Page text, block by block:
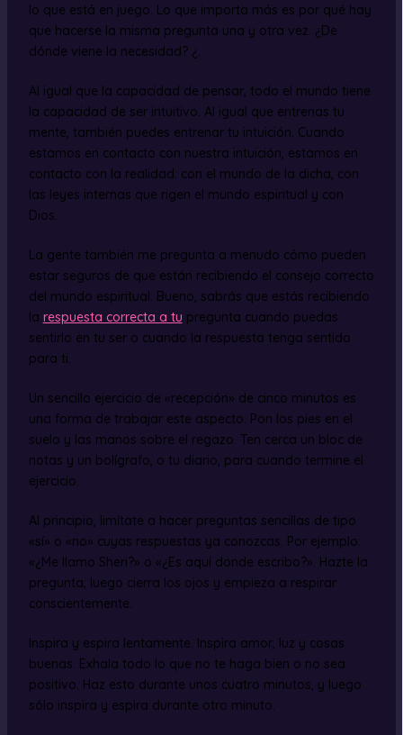
lo que está en juego. Lo que importa más es por qué hay
que hacerse la misma pregunta una y otra vez. ¿De
dónde viene la necesidad? ¿.
Al igual que la capacidad de pensar, todo el mundo tiene
la capacidad de ser intuitivo. Al igual que entrenas tu
mente, también puedes entrenar tu intuición. Cuando
estamos en contacto con nuestra intuición, estamos en
contacto con la realidad: con el mundo de la dicha, con
las leyes internas que rigen el mundo espiritual y con
Dios.
La gente también me pregunta a menudo cómo pueden
estar seguros de que están recibiendo el consejo correcto
del mundo espiritual. Bueno, sabrás que estás recibiendo
la respuesta correcta a tu pregunta cuando puedas
sentirlo en tu ser o cuando la respuesta tenga sentido
para ti.
Un sencillo ejercicio de «recepción» de cinco minutos es
una forma de trabajar este aspecto. Pon los pies en el
suelo y las manos sobre el regazo. Ten cerca un bloc de
notas y un bolígrafo, o tu diario, para cuando termine el
ejercicio.
Al principio, limítate a hacer preguntas sencillas de tipo
«sí» o «no» cuyas respuestas ya conozcas. Por ejemplo:
«¿Me llamo Sheri?» o «¿Es aquí donde escribo?». Hazte la
pregunta, luego cierra los ojos y empieza a respirar
conscientemente.
Inspira y espira lentamente. Inspira amor, luz y cosas
buenas. Exhala todo lo que no te haga bien o no sea
positivo. Haz esto durante unos cuatro minutos, y luego
sólo inspira y espira durante otro minuto.